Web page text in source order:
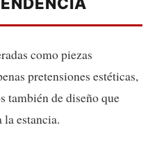
como piezas
pretensiones estéticas,
también de diseño que
estancia.